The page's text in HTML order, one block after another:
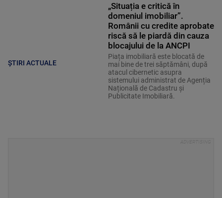
ȘTIRI ACTUALE
„Situația e critică în
domeniul imobiliar”.
Românii cu credite aprobate
riscă să le piardă din cauza
blocajului de la ANCPI
Piața imobiliară este blocată de
mai bine de trei săptămâni, după
atacul cibernetic asupra
sistemului administrat de Agenția
Națională de Cadastru și
Publicitate Imobiliară.